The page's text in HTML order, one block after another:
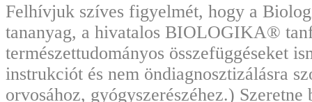
Felhívjuk szíves figyelmét, hogy a
tananyag, a hivatalos BIOLOGIKA®
természettudományos összefüggéseket
instrukciót és nem öndiagnosztizálásra
orvosához, gyógyszerészéhez.)